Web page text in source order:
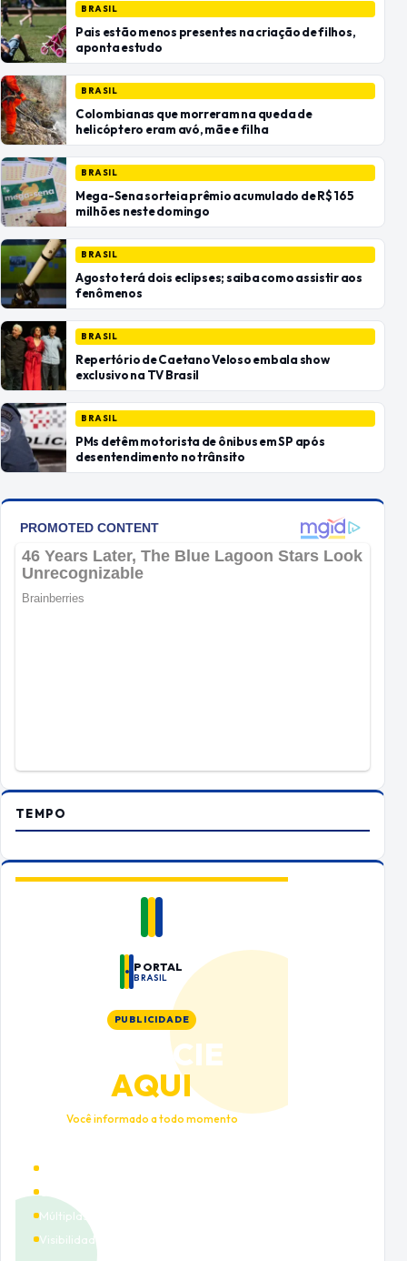
BRASIL
Pais estão menos presentes na criação de filhos,
aponta estudo
BRASIL
Colombianas que morreram na queda de
helicóptero eram avó, mãe e filha
BRASIL
Mega-Sena sorteia prêmio acumulado de R$ 165
milhões neste domingo
BRASIL
Agosto terá dois eclipses; saiba como assistir aos
fenômenos
BRASIL
Repertório de Caetano Veloso embala show
exclusivo na TV Brasil
BRASIL
PMs detêm motorista de ônibus em SP após
desentendimento no trânsito
TEMPO
PORTAL
BRASIL
PUBLICIDADE
ANUNCIE
AQUI
Você informado a todo momento
Múltiplas categorias
Visibilidade premium